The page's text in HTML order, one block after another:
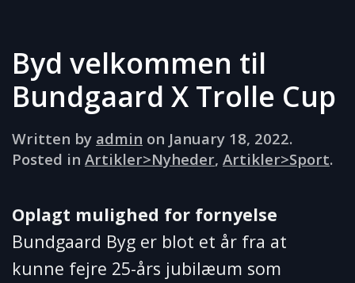
Byd velkommen til
Bundgaard X Trolle Cup
Written by admin on January 18, 2022.
Posted in Artikler>Nyheder, Artikler>Sport.
Oplagt mulighed for fornyelse
Bundgaard Byg er blot et år fra at
kunne fejre 25-års jubilæum som